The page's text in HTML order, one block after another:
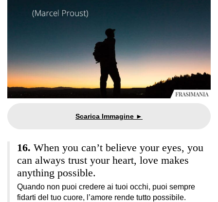
When you can’t believe your eyes, you
can always trust your heart, love makes
anything possible.
Quando non puoi credere ai tuoi occhi, puoi sempre
fidarti del tuo cuore, l’amore rende tutto possibile.